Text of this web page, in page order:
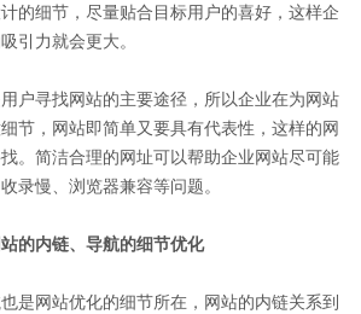
的细节，尽量贴合目标用户的喜好，这样企
引力就会更大。
寻找网站的主要途径，所以企业在为网站
节，网站即简单又要具有代表性，这样的网
。简洁合理的网址可以帮助企业网站尽可能
录慢、浏览器兼容等问题。
内链、导航的细节优化
网站优化的细节所在，网站的内链关系到